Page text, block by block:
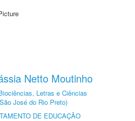
Netto Moutinho
Letras e Ciências
José do Rio Preto)
DE EDUCAÇÃO